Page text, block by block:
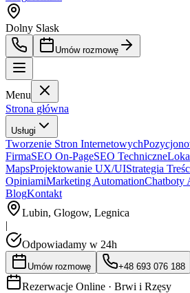
Dolny Slask
Umów rozmowę
Menu
Strona główna
Usługi
Tworzenie Stron Internetowych
FirmaSEO On-PageSEO Techniczne
MapsProjektowanie UX/UIStrategia
OpiniamiMarketing AutomationChatboty
BlogKontakt
Lubin, Glogow, Legnica
|
Odpowiadamy w 24h
Umów rozmowę +48 693 076 188
Rezerwacje Online · Brwi i Rzęsy